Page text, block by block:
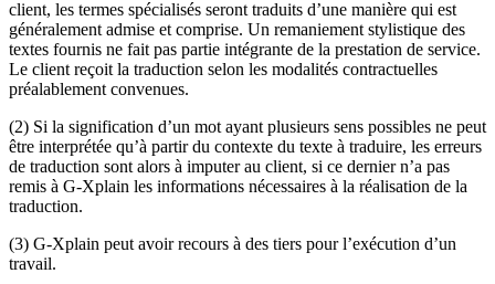
client, les termes spécialisés seront traduits d’une manière qui est
généralement admise et comprise. Un remaniement stylistique des
textes fournis ne fait pas partie intégrante de la prestation de service.
Le client reçoit la traduction selon les modalités contractuelles
préalablement convenues.
(2) Si la signification d’un mot ayant plusieurs sens possibles ne peut
être interprétée qu’à partir du contexte du texte à traduire, les erreurs
de traduction sont alors à imputer au client, si ce dernier n’a pas
remis à G-Xplain les informations nécessaires à la réalisation de la
traduction.
(3) G-Xplain peut avoir recours à des tiers pour l’exécution d’un
travail.